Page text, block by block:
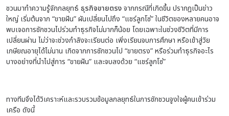
ชวนมาทำความรู้จักกลยุทธ์ ธุรกิจขายตรงจากกรณีที่เกิดขึ้น ปรากฏเป็นข่าว
ใหญ่ เริ่มต้นจาก “ขายฝัน” ผันเปลี่ยนไปถึง “แชร์ลูกโซ่” ในชีวิตของหลายคนอาจ
พบเจอการชักชวนไปร่วมทำธุรกิจไม่มากก็น้อย โดยเฉพาะในช่วงชีวิตที่มีการ
เปลี่ยนผ่าน ไม่ว่าจะช่วงกำลังจะเรียนต่อ เพิ่งเรียนจบการศึกษา หรือเข้าสู่วัย
เกษียณอายุได้ไม่นาน เกิดจากการชักชวนไป “ขายตรง” หรือร่วมทำธุรกิจอะไร
บางอย่างที่นำไปสู่การ “ขายฝัน” และจบลงด้วย “แชร์ลูกโซ่”
ทางทีมจึงได้วิเคราะห์และรวบรวมข้อมูลกลยุทธ์ในการชักชวนจูงใจผู้คนเข้าร่วม
เครือ ดังนี้